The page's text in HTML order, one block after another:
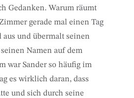
Gedanken. Warum räumt
gerade mal einen Tag
aus und übermalt seinen
Namen auf dem
war Sander so häufig im
es wirklich daran, dass
und sich durch seine